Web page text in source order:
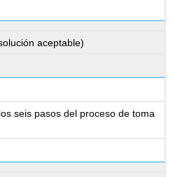
aceptable)
seis pasos del proceso de toma